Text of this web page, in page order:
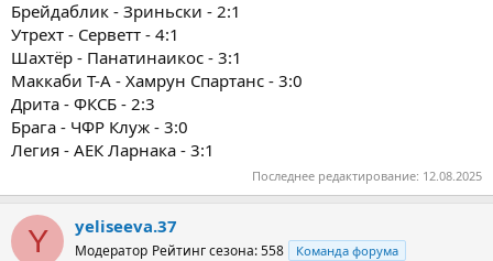
Брейдаблик - Зриньски - 2:1
Утрехт - Серветт - 4:1
Шахтёр - Панатинаикос - 3:1
Маккаби Т-А - Хамрун Спартанс - 3:0
Дрита - ФКСБ - 2:3
Брага - ЧФР Клуж - 3:0
Легия - АЕК Ларнака - 3:1
Последнее редактирование: 12.08.2025
Y yeliseeva.37
Модератор Рейтинг сезона: 558 Команда форума